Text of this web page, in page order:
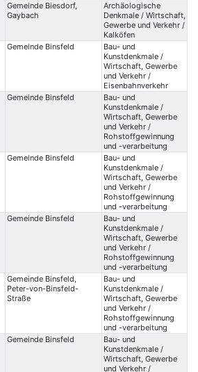
Gemeinde Biesdorf,
Gaybach
Archäologische
Denkmale / Wirtschaft,
Gewerbe und Verkehr /
Kalköfen
Gemeinde Binsfeld
Bau- und
Kunstdenkmale /
Wirtschaft, Gewerbe
und Verkehr /
Eisenbahnverkehr
Gemeinde Binsfeld
Bau- und
Kunstdenkmale /
Wirtschaft, Gewerbe
und Verkehr /
Rohstoffgewinnung
und -verarbeitung
Gemeinde Binsfeld
Bau- und
Kunstdenkmale /
Wirtschaft, Gewerbe
und Verkehr /
Rohstoffgewinnung
und -verarbeitung
Gemeinde Binsfeld
Bau- und
Kunstdenkmale /
Wirtschaft, Gewerbe
und Verkehr /
Rohstoffgewinnung
und -verarbeitung
Gemeinde Binsfeld,
Peter-von-Binsfeld-
Straße
Bau- und
Kunstdenkmale /
Wirtschaft, Gewerbe
und Verkehr /
Rohstoffgewinnung
und -verarbeitung
Gemeinde Binsfeld
Bau- und
Kunstdenkmale /
Wirtschaft, Gewerbe
und Verkehr /